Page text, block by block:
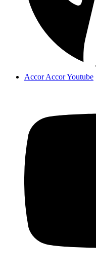
Accor Accor Youtube